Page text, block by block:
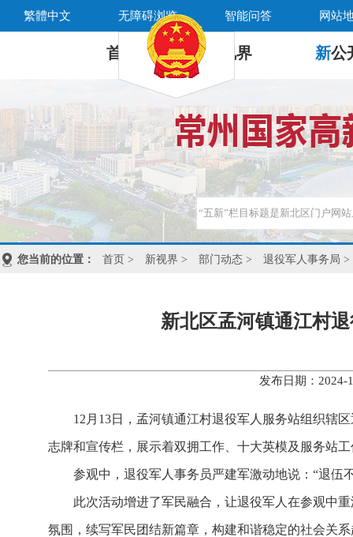
繁體中文 无障碍浏览 智能问答 网站
首 页 新 视界 新公
您当前的位置： 首页 > 新视界 > 部门动态 > 退役军人事务局 >
新北区孟河镇通江村
发布日期：
12月13日，孟河镇通江村退役军人服务站组织辖
志牌和宣传栏，展示着双拥工作、十大英模及服务站
参观中，退役军人事务员严建军激动地说：“退伍
此次活动增进了军民融合，让退役军人在参观中
氛围，续写军民团结新篇章，构建和谐稳定的社会关